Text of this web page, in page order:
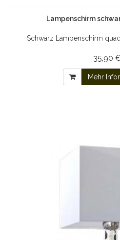
Lampenschirm
Schwarz Lampenschirm
35,90
Mehr